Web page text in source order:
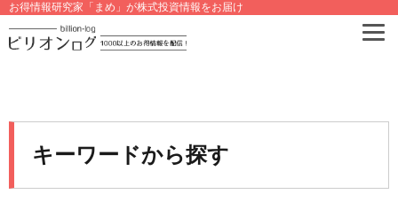
お得情報研究家「まめ」が株式投資情報をお届け
キーワードから探す